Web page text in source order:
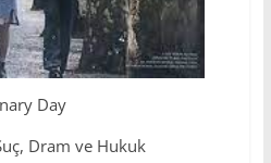
Day
Dram ve Hukuk